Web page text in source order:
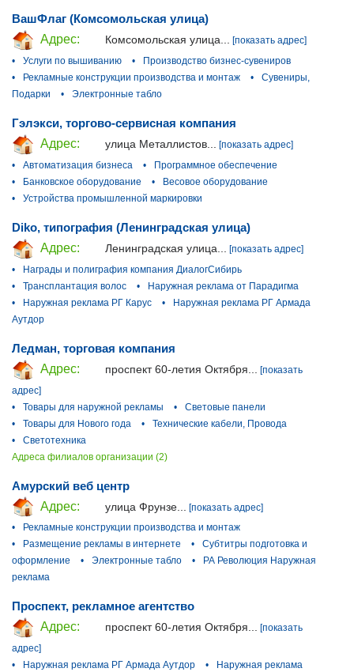
ВашФлаг (Комсомольская улица)
Адрес:
Комсомольская улица... [показать адрес]
•
Услуги по вышиванию •
Производство бизнес-сувениров
•
Рекламные конструкции производства и монтаж •
Сувениры,
Подарки
• Электронные табло
Гэлэкси, торгово-сервисная компания
Адрес:
улица Металлистов... [показать адрес]
•
Автоматизация бизнеса •
Программное обеспечение
•
Банковское оборудование •
Весовое оборудование
•
Устройства промышленной маркировки
Diko, типография (Ленинградская улица)
Адрес:
Ленинградская улица...
[показать адрес]
•
Награды и полиграфия компания ДиалогСибирь
•
Трансплантация волос •
Наружная реклама от Парадигма
•
Наружная реклама РГ Карус •
Наружная реклама РГ Армада
Аутдор
Ледман, торговая компания
Адрес:
проспект 60-летия Октября...
[показать
адрес]
•
Товары для наружной рекламы •
Световые панели
•
Товары для Нового года •
Технические кабели, Провода
•
Светотехника
Адреса филиалов организации (2)
Амурский веб центр
Адрес:
улица Фрунзе...
[показать адрес]
•
Рекламные конструкции производства и монтаж
•
Размещение рекламы в интернете •
Субтитры подготовка и
оформление
• Электронные табло •
РА Революция Наружная
реклама
Проспект, рекламное агентство
Адрес:
проспект 60-летия Октября... [показать
адрес]
•
Наружная реклама РГ Армада Аутдор •
Наружная реклама